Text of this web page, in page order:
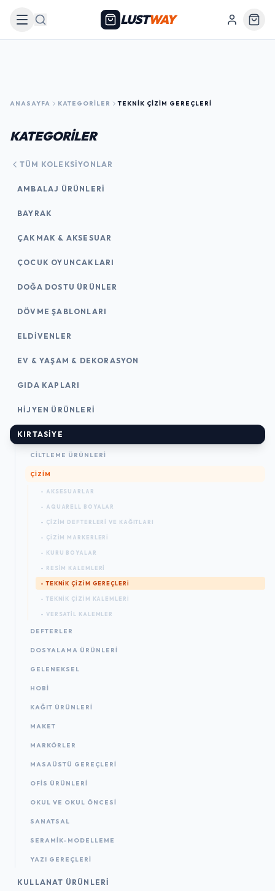
Arama LUSTWAY
ANASAYFA KATEGORILER TEKNIK ÇIZIM GEREÇLERI
KATEGORİLER
TÜM KOLEKSIYONLAR
AMBALAJ ÜRÜNLERI
BAYRAK
ÇAKMAK & AKSESUAR
ÇOCUK OYUNCAKLARI
DOĞA DOSTU ÜRÜNLER
DÖVME ŞABLONLARI
ELDIVENLER
EV & YAŞAM & DEKORASYON
GIDA KAPLARI
HIJYEN ÜRÜNLERI
KIRTASİYE
CILTLEME ÜRÜNLERI
ÇİZİM
- AKSESUARLAR
- AQUARELL BOYALAR
- ÇIZIM DEFTERLERI VE KAĞITLARI
- ÇIZIM MARKERLERI
- KURU BOYALAR
- RESIM KALEMLERI
- TEKNIK ÇIZIM GEREÇLERI
- TEKNIK ÇIZIM KALEMLERI
- VERSATIL KALEMLER
DEFTERLER
DOSYALAMA ÜRÜNLERI
GELENEKSEL
HOBİ
KAĞIT ÜRÜNLERI
MAKET
MARKÖRLER
MASAÜSTÜ GEREÇLERI
OFIS ÜRÜNLERI
OKUL VE OKUL ÖNCESİ
SANATSAL
SERAMİK-MODELLEME
YAZI GEREÇLERI
KULLANAT ÜRÜNLERI